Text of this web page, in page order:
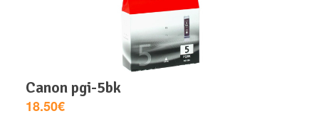
canon pgi-5bk
18.50€